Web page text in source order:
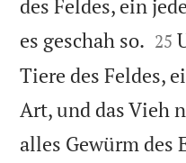
des Feldes, ein
es geschah so. 

25
Tiere des Feldes,
Art, und das Vieh
alles Gewürm des